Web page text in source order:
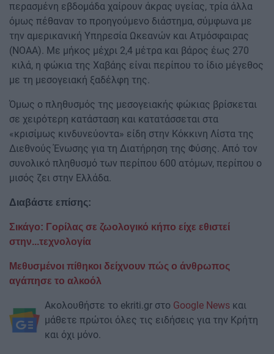
περασμένη εβδομάδα χαίρουν άκρας υγείας, τρία άλλα
όμως πέθαναν το προηγούμενο διάστημα, σύμφωνα με
την αμερικανική Υπηρεσία Ωκεανών και Ατμόσφαιρας
(NOAA). Με μήκος μέχρι 2,4 μέτρα και βάρος έως 270
κιλά, η φώκια της Χαβάης είναι περίπου το ίδιο μέγεθος
με τη μεσογειακή ξαδέλφη της.
Όμως ο πληθυσμός της μεσογειακής φώκιας βρίσκεται
σε χειρότερη κατάσταση και κατατάσσεται στα
«κρισίμως κινδυνεύοντα» είδη στην Κόκκινη Λίστα της
Διεθνούς Ένωσης για τη Διατήρηση της Φύσης. Από τον
συνολικό πληθυσμό των περίπου 600 ατόμων, περίπου ο
μισός ζει στην Ελλάδα.
Διαβάστε επίσης:
Σικάγο: Γορίλας σε ζωολογικό κήπο είχε εθιστεί
στην...τεχνολογία
Μεθυσμένοι πίθηκοι δείχνουν πώς ο άνθρωπος
αγάπησε το αλκοόλ
Ακολουθήστε το ekriti.gr στο Google News και
μάθετε πρώτοι όλες τις ειδήσεις για την Κρήτη
και όχι μόνο.